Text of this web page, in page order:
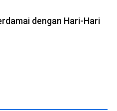
dengan Hari-Hari